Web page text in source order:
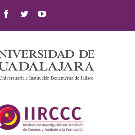
Facebook
TwitterYouTube